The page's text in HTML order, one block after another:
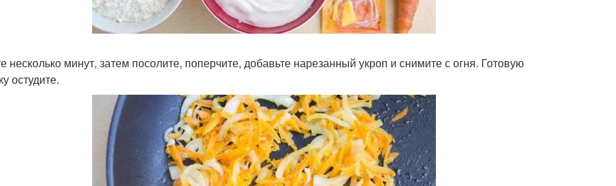
несколько минут, затем посолите, поперчите, добавьте нарезанный укроп и снимите с огня. Готовую
остудите.